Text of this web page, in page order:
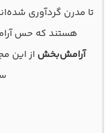
تا مدرن گردآوری
هستند که حس
آرامش‌بخش از این